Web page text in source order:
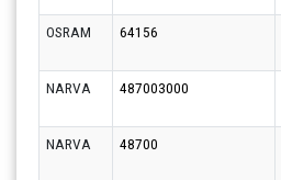
OSRAM 64156
NARVA 487003000
NARVA
48700